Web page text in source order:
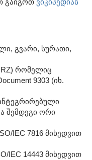
გაიგოთ ვიკიპედიას
გვარი, სურათი,
რომელიც
9303 (იხ.
შემდეგი ორი
IEC 7816 მიხედვით
IEC 14443 მიხედვით